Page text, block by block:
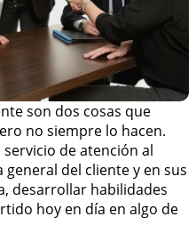
son dos cosas que
no siempre lo hacen.
de atención al
del cliente y en sus
desarrollar habilidades
hoy en día en algo de